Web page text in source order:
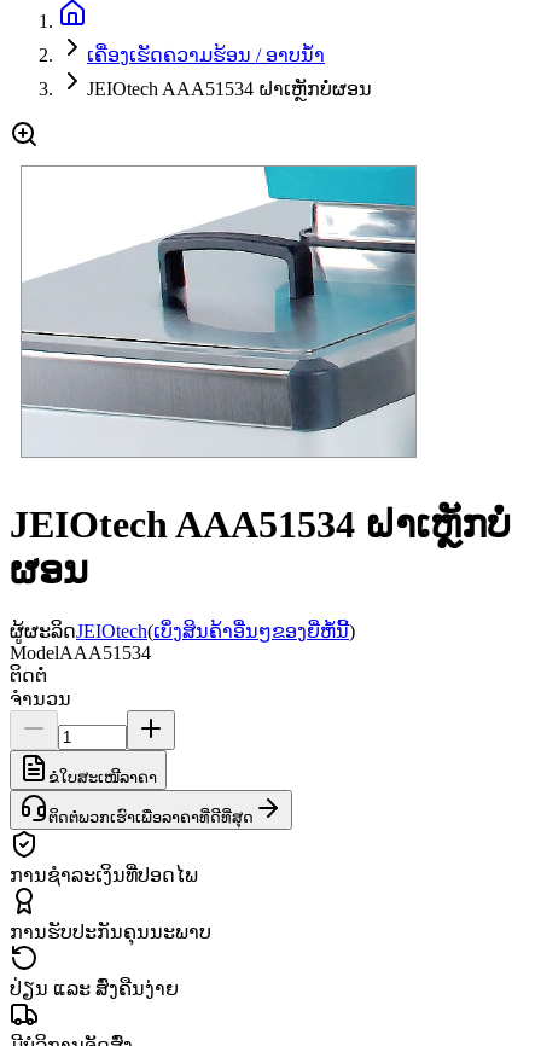
ເຄື່ອງເຮັດຄວາມຮ້ອນ / ອາບນ້ໍາ
JEIOtech AAA51534 ຝາເຫຼັກບໍ່ຜອນ
JEIOtech AAA51534 ຝາເຫຼັກບໍ່
ຜອນ
ຜູ້ຜະລິດJEIOtech(ເບິ່ງສິນຄ້າອື່ນໆຂອງຍີ່ຫໍ້ນີ້)
ModelAAA51534
ຕິດຕໍ່
ຈຳນວນ
ຂໍໃບສະເໜີລາຄາ
ຕິດຕໍ່ພວກເຮົາເພື່ອລາຄາທີ່ດີທີ່ສຸດ
ການຊຳລະເງິນທີ່ປອດໄພ
ການຮັບປະກັນຄຸນນະພາບ
ປ່ຽນ ແລະ ສົ່ງຄືນງ່າຍ